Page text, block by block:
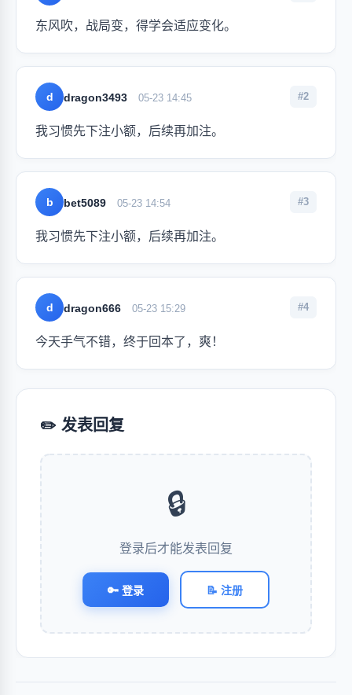
东风吹，战局变，得学会适应变化。
d dragon3493 05-23 14:45 #2
我习惯先下注小额，后续再加注。
b bet5089 05-23 14:54 #3
我习惯先下注小额，后续再加注。
d dragon666 05-23 15:29 #4
今天手气不错，终于回本了，爽！
✏️ 发表回复
🔒
登录后才能发表回复
🔑 登录 📝 注册